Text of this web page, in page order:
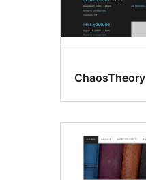
ChaosTheory